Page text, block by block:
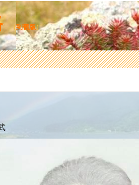
（到舊版）